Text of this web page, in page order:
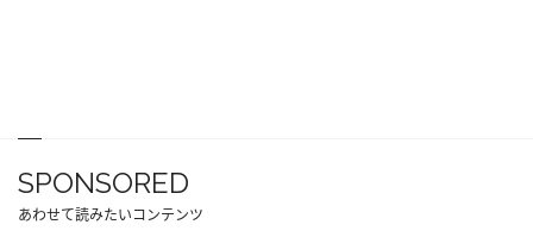
SPONSORED
あわせて読みたいコンテンツ